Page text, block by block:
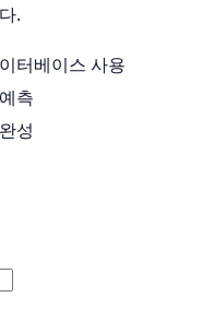
.
터베이스 사용
측
성